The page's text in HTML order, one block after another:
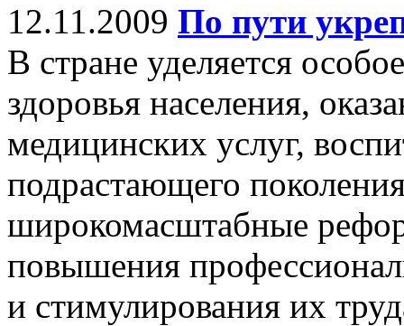
12.11.2009 По пути
В стране уделяется
здоровья населения,
медицинских услуг,
подрастающего
широкомасштабные
повышения
и стимулирования их